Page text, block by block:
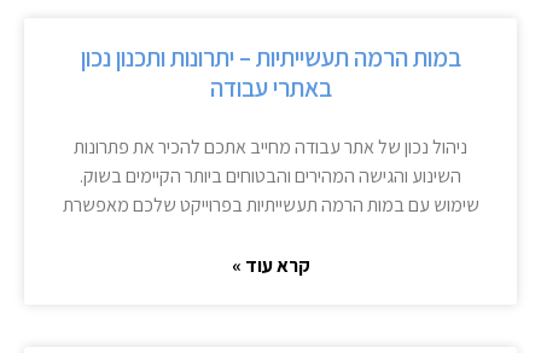
במות הרמה תעשייתיות – יתרונות ותכנון נכון
באתרי עבודה
ניהול נכון של אתר עבודה מחייב אתכם להכיר את פתרונות
השינוע והגישה המהירים והבטוחים ביותר הקיימים בשוק.
שימוש עם במות הרמה תעשייתיות בפרוייקט שלכם מאפשרת
קרא עוד »